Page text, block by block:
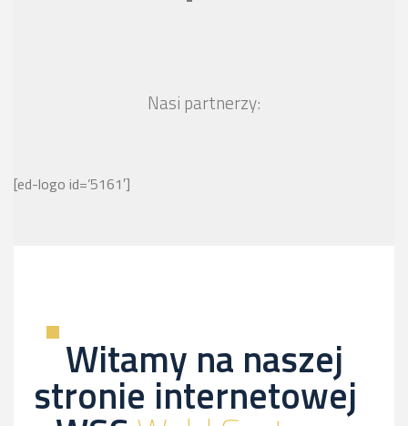
Nasi partnerzy:
[ed-logo id=’5161′]
Witamy na naszej
stronie internetowej